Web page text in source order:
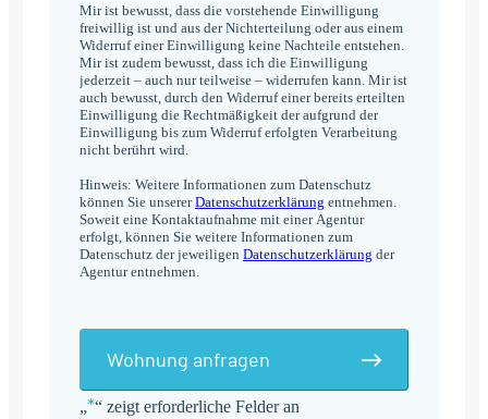
„*“ zeigt erforderliche Felder an
Mir ist bewusst, dass die vorstehende Einwilligung
freiwillig ist und aus der Nichterteilung oder aus einem
Widerruf einer Einwilligung keine Nachteile entstehen.
Mir ist zudem bewusst, dass ich die Einwilligung
jederzeit – auch nur teilweise – widerrufen kann. Mir ist
auch bewusst, durch den Widerruf einer bereits erteilten
Einwilligung die Rechtmäßigkeit der aufgrund der
Einwilligung bis zum Widerruf erfolgten Verarbeitung
nicht berührt wird.
Hinweis: Weitere Informationen zum Datenschutz
können Sie unsererDatenschutzerklärung entnehmen.
Soweit eine Kontaktaufnahme mit einer Agentur
erfolgt, können Sie weitere Informationen zum
Datenschutz der jeweiligen Datenschutzerklärung der
Agentur entnehmen.
Wohnung anfragen